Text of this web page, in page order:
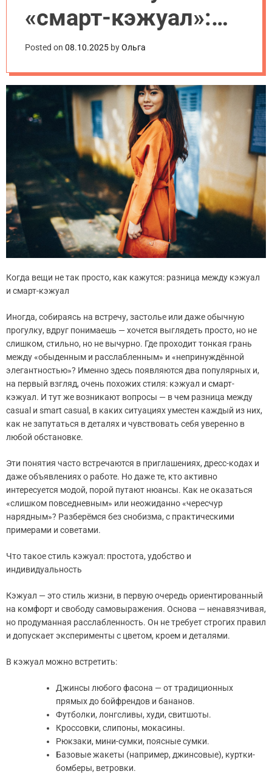
«смарт-кэжуал»:
простое
объяснение с
примерами
Posted on 08.10.2025 byОльга
Когда вещи не так просто, как кажутся: разница между кэжуал
и смарт-кэжуал
Иногда, собираясь на встречу, застолье или даже обычную
прогулку, вдруг понимаешь — хочется выглядеть просто, но не
слишком, стильно, но не вычурно. Где проходит тонкая грань
между «обыденным и расслабленным» и «непринуждённой
элегантностью»? Именно здесь появляются два популярных и,
на первый взгляд, очень похожих стиля: кэжуал и смарт-
кэжуал. И тут же возникают вопросы — в чем разница между
casual и smart casual, в каких ситуациях уместен каждый из них,
как не запутаться в деталях и чувствовать себя уверенно в
любой обстановке.
Эти понятия часто встречаются в приглашениях, дресс-кодах и
даже объявлениях о работе. Но даже те, кто активно
интересуется модой, порой путают нюансы. Как не оказаться
«слишком повседневным» или неожиданно «чересчур
нарядным»? Разберёмся без снобизма, с практическими
примерами и советами.
Что такое стиль кэжуал: простота, удобство и
индивидуальность
Кэжуал — это стиль жизни, в первую очередь ориентированный
на комфорт и свободу самовыражения. Основа — ненавязчивая,
но продуманная расслабленность. Он не требует строгих правил
и допускает эксперименты с цветом, кроем и деталями.
В кэжуал можно встретить:
Джинсы любого фасона — от традиционных
прямых до бойфрендов и бананов.
Футболки, лонгсливы, худи, свитшоты.
Кроссовки, слипоны, мокасины.
Рюкзаки, мини-сумки, поясные сумки.
Базовые жакеты (например, джинсовые), куртки-
бомберы, ветровки.